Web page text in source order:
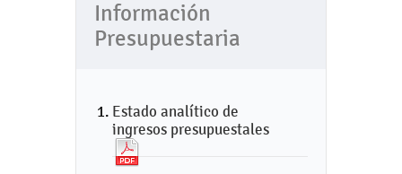
Información
Presupuestaria
Estado analítico de
ingresos presupuestales